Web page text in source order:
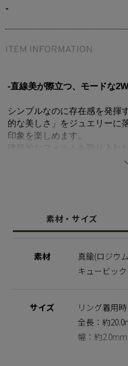
-
-直線美が際立つ、モードな
シンプルなのに存在感を発揮
的な美しさ」をジュエリーに
印象を楽しめます。
建築的なフォルムを取り入れ
に変化させられます。
日常のスタイルにモード感を
◆全ラインナップを楽しめる
※ニッケルフリー
金属製のアクセサリーに含ま
ギーを防ぐために、ニッケル
素材・サイズ
素材
真鍮(ロジウ
キュービッ
サイズ
リング着用
全長：約
幅：約2.0mm